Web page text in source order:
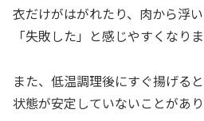
衣だけがはがれたり、肉から浮
「失敗した」と感じやすくなりま
また、低温調理後にすぐ揚げる
状態が安定していないことがあり